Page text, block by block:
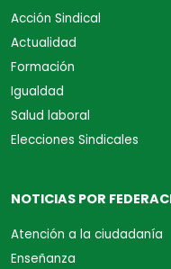
Acción Sindical
Actualidad
Formación
Igualdad
Salud laboral
Elecciones Sindicales
NOTICIAS POR
Atención a la ciudadanía
Enseñanza